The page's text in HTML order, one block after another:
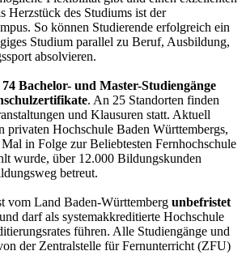
Herzstück des Studiums ist der
So können Studierende erfolgreich ein
Studium parallel zu Beruf, Ausbildung,
absolvieren.
74 Bachelor- und Master-Studiengänge
. An 25 Standorten finden
und Klausuren statt. Aktuell
privaten Hochschule Baden Württembergs,
in Folge zur Beliebtesten Fernhochschule
wurde, über 12.000 Bildungskunden
betreut.
vom Land Baden-Württemberg unbefristet
und darf als systemakkreditierte Hochschule
führen. Alle Studiengänge und
der Zentralstelle für Fernunterricht (ZFU)